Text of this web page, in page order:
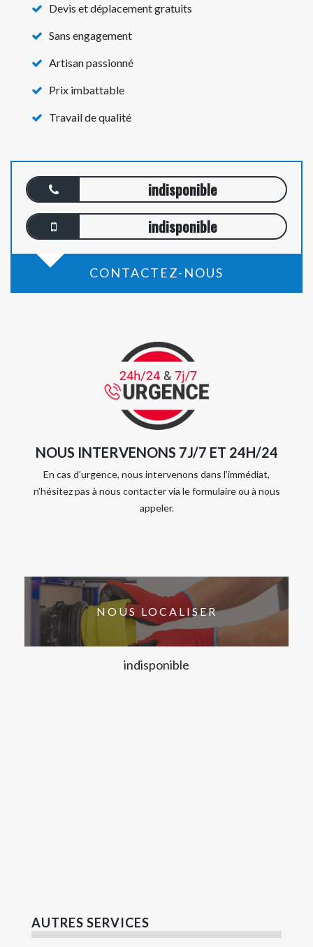
Devis et déplacement gratuits
Sans engagement
Artisan passionné
Prix imbattable
Travail de qualité
indisponible
indisponible
CONTACTEZ-NOUS
NOUS INTERVENONS 7J/7 ET 24H/24
En cas d’urgence, nous intervenons dans l’immédiat,
n’hésitez pas à nous contacter via le formulaire ou à nous
appeler.
NOUS LOCALISER
indisponible
AUTRES SERVICES